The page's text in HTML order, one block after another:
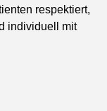
respektiert,
individuell mit